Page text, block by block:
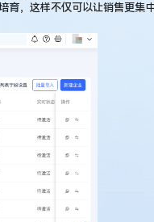
，这样不仅可以让销售更集